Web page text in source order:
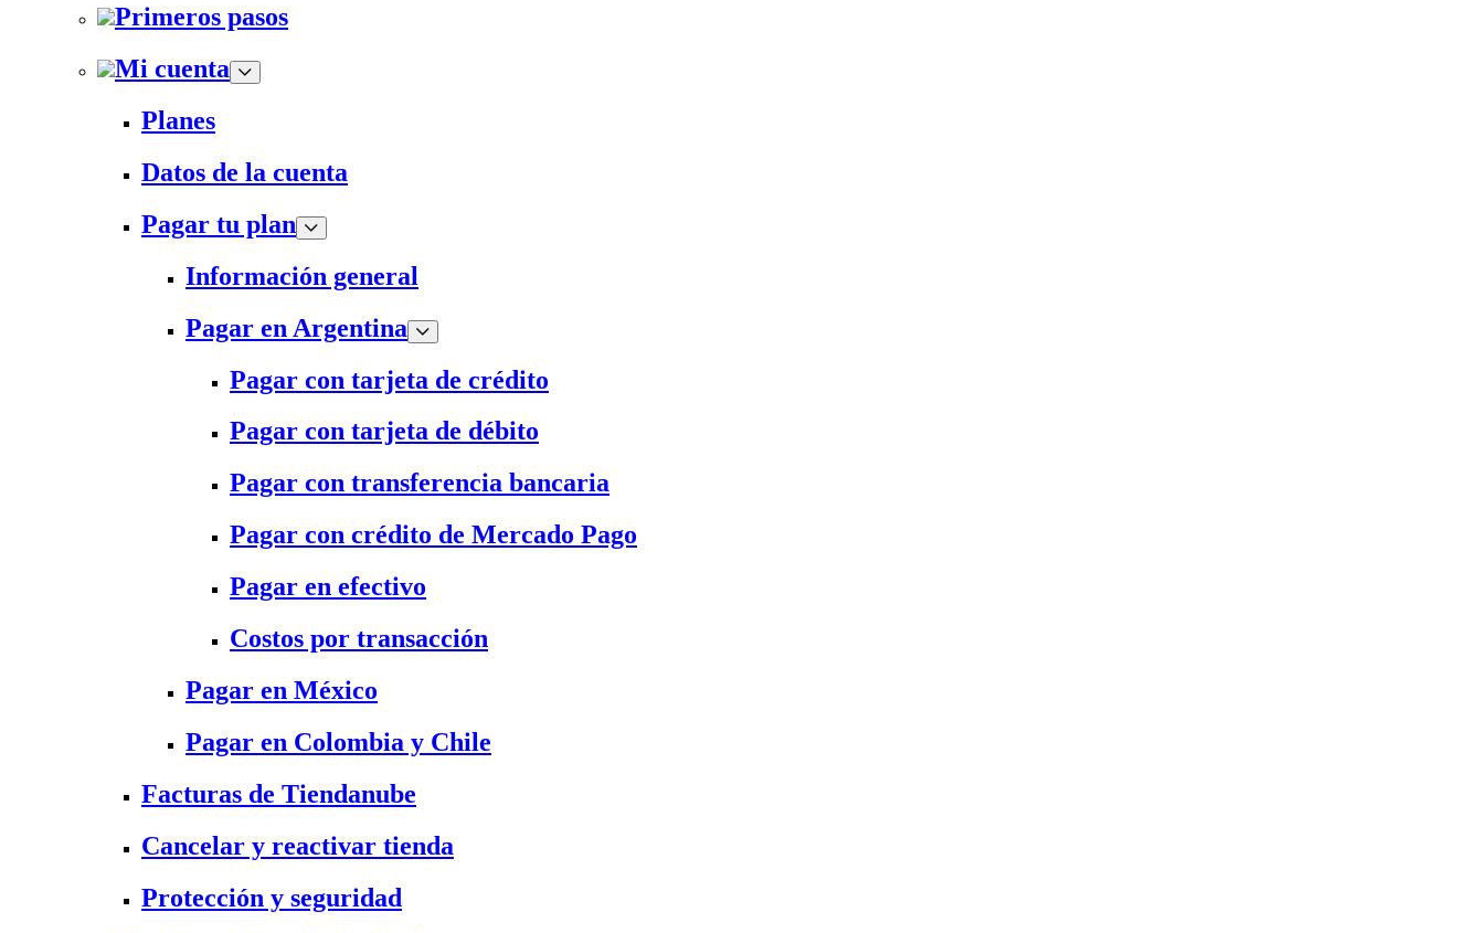
Primeros pasos
Mi cuenta
Planes
Datos de la cuenta
Pagar tu plan
Información general
Pagar en Argentina
Pagar con tarjeta de crédito
Pagar con tarjeta de débito
Pagar con transferencia bancaria
Pagar con crédito de Mercado Pago
Pagar en efectivo
Costos por transacción
Pagar en México
Pagar en Colombia y Chile
Facturas de Tiendanube
Cancelar y reactivar tienda
Protección y seguridad